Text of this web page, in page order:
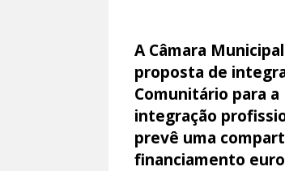
A Câmara
proposta de
Comunitário para
integração
prevê uma
financiamento